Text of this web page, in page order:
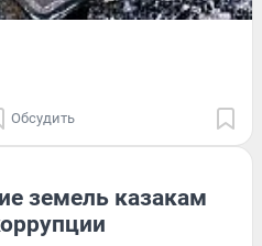
Обсудить
земель казакам